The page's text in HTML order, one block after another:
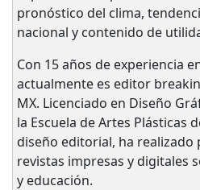
pronóstico del clima,
nacional y contenido de
Con 15 años de experiencia
actualmente es editor
MX. Licenciado en Diseño
la Escuela de Artes Plásticas
diseño editorial, ha realizado
revistas impresas y digitales
y educación.